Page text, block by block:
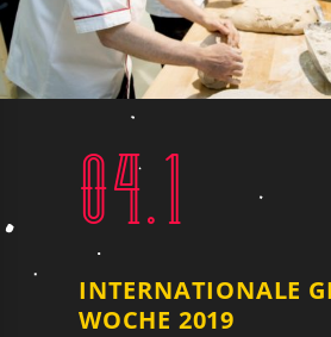
04.1
INTERNATIONALE
WOCHE 2019